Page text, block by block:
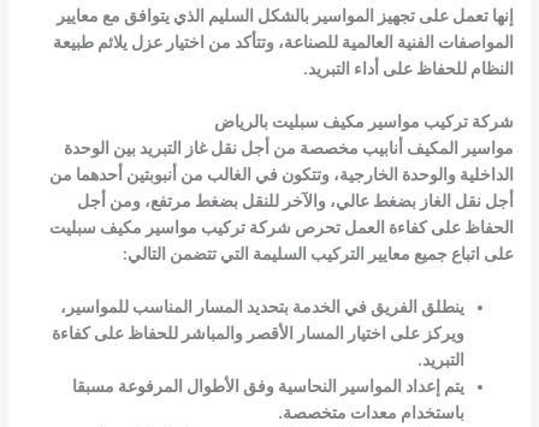
إنها تعمل على تجهيز المواسير بالشكل السليم الذي يتوافق مع معايير
المواصفات الفنية العالمية للصناعة، وتتأكد من اختيار عزل يلائم طبيعة
النظام للحفاظ على أداء التبريد.
شركة تركيب مواسير مكيف سبليت بالرياض
مواسير المكيف أنابيب مخصصة من أجل نقل غاز التبريد بين الوحدة
الداخلية والوحدة الخارجية، وتتكون في الغالب من أنبوبتين أحدهما من
أجل نقل الغاز بضغط عالي، والآخر للنقل بضغط مرتفع، ومن أجل
الحفاظ على كفاءة العمل تحرص شركة تركيب مواسير مكيف سبليت
على اتباع جميع معايير التركيب السليمة التي تتضمن التالي:
ينطلق الفريق في الخدمة بتحديد المسار المناسب للمواسير،
ويركز على اختيار المسار الأقصر والمباشر للحفاظ على كفاءة
التبريد.
يتم إعداد المواسير النحاسية وفق الأطوال المرفوعة مسبقا
باستخدام معدات متخصصة.